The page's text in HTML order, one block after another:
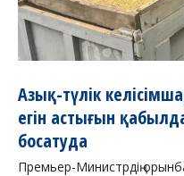
Азық-түлік
егін астығын
босатуда
Премьер-Министрдің